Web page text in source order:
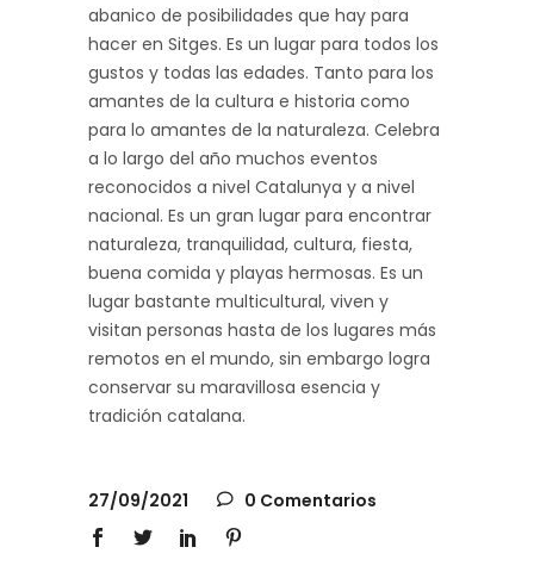
abanico de posibilidades que hay para
hacer en Sitges. Es un lugar para todos los
gustos y todas las edades. Tanto para los
amantes de la cultura e historia como
para lo amantes de la naturaleza. Celebra
a lo largo del año muchos eventos
reconocidos a nivel Catalunya y a nivel
nacional. Es un gran lugar para encontrar
naturaleza, tranquilidad, cultura, fiesta,
buena comida y playas hermosas. Es un
lugar bastante multicultural, viven y
visitan personas hasta de los lugares más
remotos en el mundo, sin embargo logra
conservar su maravillosa esencia y
tradición catalana.
27/09/2021 0 Comentarios